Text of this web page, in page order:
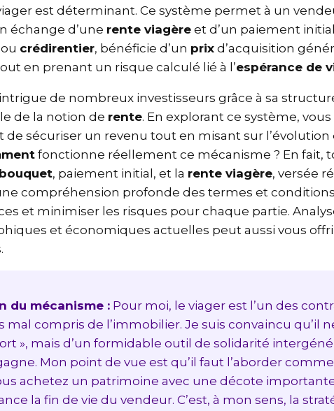
est déterminant. Ce système permet à un
échange d’unerente viagèreet d’un paiement
oucrédirentier , bénéficie d’unprixd’acquisition
en prenant un risque calculé lié à l’espérance de
de nombreux investisseurs grâce à sa
de la notion derente . En explorant ce système,
sécuriser un revenu tout en misant sur
fonctionne réellement ce mécanisme ? En fait,
bouquet , paiement initial, et larente viagère , versée
compréhension profonde des termes et
et minimiser les risques pour chaque partie.
et économiques actuelles peut aussi vous
du mécanisme :Pour moi, le viager est l’un des
mal compris de l’immobilier. Je suis convaincu qu’il
», mais d’un formidable outil de solidarité
Mon point de vue est qu’il faut l’aborder
achetez un patrimoine avec une décote
la fin de vie du vendeur. C’est, à mon sens, la